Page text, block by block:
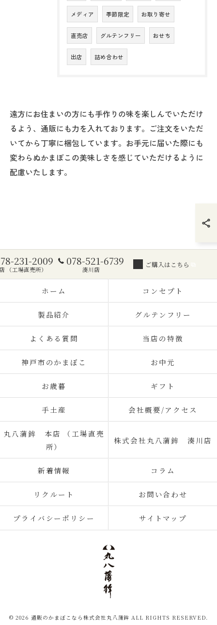
メディア 季節限定 お取り寄せ
直売店 グルテンフリー おせち
出店 詰め合わせ
遠方にお住まいの方にも手作りの味を楽しんでいただけ
るよう、通販にも力を入れております。ご注文をいただ
いてから丁寧に梱包しています。お手元に届いた際にも
変わらぬかまぼこの美味しさを感じていただけるように
配慮いたします。
231-2009
（工場直売所）
078-521-6739
湊川店
ご購入はこちら
ホーム コンセプト
製品紹介 グルテンフリー
よくある質問 当店の特徴
神戸市のかまぼこ お中元
お歳暮 ギフト
手土産 会社概要/アクセス
丸八蒲鉾 本店 （工場直売
所）
株式会社丸八蒲鉾 湊川店
新着情報 コラム
リクルート お問い合わせ
プライバシーポリシー サイトマップ
© 2026 通販のかまぼこなら株式会社丸八蒲鉾 ALL RIGHTS RESERVED.